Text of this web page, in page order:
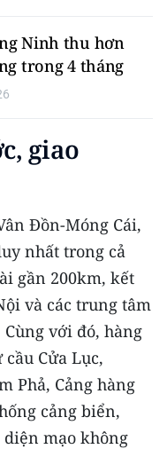
Ninh thu hơn
trong 4 tháng
giao
Đồn-Móng Cái,
nhất trong cả
gần 200km, kết
và các trung tâm
với đó, hàng
Cửa Lục,
Phả, Cảng hàng
cảng biển,
mạo không